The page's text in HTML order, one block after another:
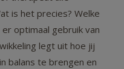
is het precies? Welke
optimaal gebruik van
legt uit hoe jij
balans te brengen en